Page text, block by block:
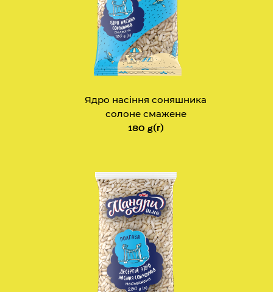
Ядро насіння соняшника
солоне смажене
180 g(г)